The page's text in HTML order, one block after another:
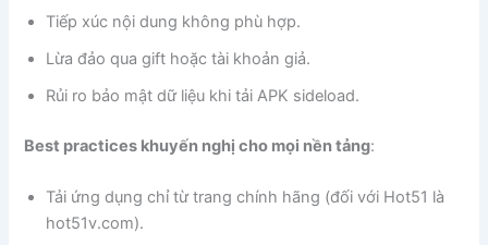
Tiếp xúc nội dung không phù hợp.
Lừa đảo qua gift hoặc tài khoản giả.
Rủi ro bảo mật dữ liệu khi tải APK sideload.
Best practices khuyến nghị cho mọi nền tảng:
Tải ứng dụng chỉ từ trang chính hãng (đối với Hot51 là
hot51v.com).